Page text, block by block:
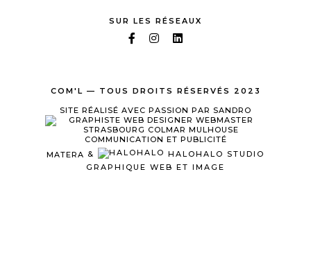
SUR LES RÉSEAUX
COM'L — TOUS DROITS RÉSERVÉS 2023
SITE RÉALISÉ AVEC PASSION PAR SANDRO
MATERA &
HALOHALO STUDIO
GRAPHIQUE WEB ET IMAGE